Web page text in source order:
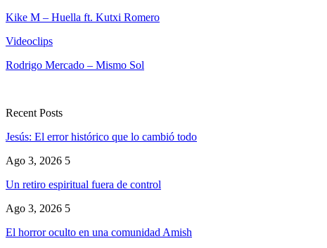
Kike M – Huella ft. Kutxi Romero
Videoclips
Rodrigo Mercado – Mismo Sol
Recent Posts
Jesús: El error histórico que lo cambió todo
Ago 3, 2026 5
Un retiro espiritual fuera de control
Ago 3, 2026 5
El horror oculto en una comunidad Amish